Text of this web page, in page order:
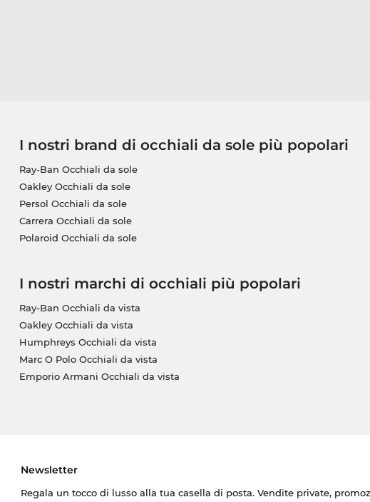
I nostri brand di occhiali da sole più popolari
Ray-Ban Occhiali da sole
Oakley Occhiali da sole
Persol Occhiali da sole
Carrera Occhiali da sole
Polaroid Occhiali da sole
I nostri marchi di occhiali più popolari
Ray-Ban Occhiali da vista
Oakley Occhiali da vista
Humphreys Occhiali da vista
Marc O Polo Occhiali da vista
Emporio Armani Occhiali da vista
Newsletter
Regala un tocco di lusso alla tua casella di posta. Vendite private,